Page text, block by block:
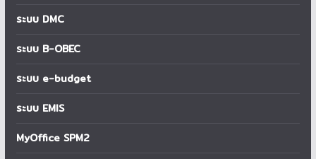
ระบบ DMC
ระบบ B-OBEC
ระบบ e-budget
ระบบ EMIS
MyOffice SPM2